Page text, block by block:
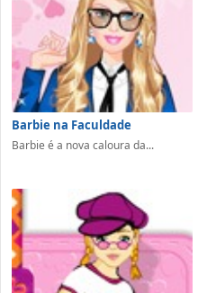
Barbie na Faculdade
Barbie é a nova caloura da...